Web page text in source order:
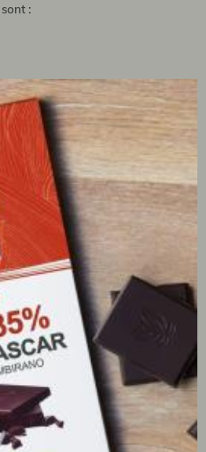
:
robusta : le comparatif
Robusta
70% environ 30%
fine
puissant,
amertume,
corsé
de 600 à
Plaine de 0 à
700m
teneur en
(1 à 1,7%)
Haute teneur en
caféine (2 à 4%)
Forte
Résistant